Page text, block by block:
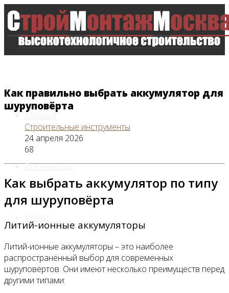
Главная
Все новости
Как правильно выбрать аккумулятор для
шуруповёрта
Строительные инструменты
24 апреля 2026
68
Как выбрать аккумулятор по типу
для шуруповёрта
Литий-ионные аккумуляторы
Литий-ионные аккумуляторы – это наиболее
распространённый выбор для современных
шуруповёртов. Они имеют несколько преимуществ перед
другими типами: